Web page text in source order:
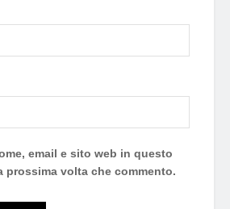
email e sito web in questo
prossima volta che commento.